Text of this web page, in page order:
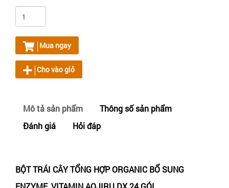
Mua ngay
Cho vào giỏ
Mô tả sản phẩm
Thông số sản phẩm
Đánh giá
Hỏi đáp
BỘT TRÁI CÂY TỔNG HỢP ORGANIC BỔ SUNG